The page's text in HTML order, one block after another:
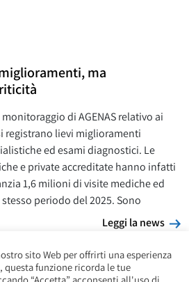
ma
di AGENAS relativo ai
registrano lievi miglioramenti
ed esami diagnostici. Le
e private accreditate hanno infatti
1,6 milioni di visite mediche ed
periodo del 2025. Sono
Leggi la news
sito Web per offrirti una esperienza
funzione ricorda le tue